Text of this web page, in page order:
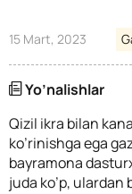
15 Mart, 2023
Yo’nalishlar
Qizil ikra bilan
ko’rinishga ega
bayramona
juda ko’p,